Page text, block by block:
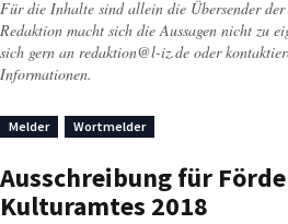
Für die Inhalte sind allein die Übersender
Redaktion macht sich die Aussagen nicht zu
sich gern an redaktion@l-iz.de oder
Informationen.
Melder Wortmelder
Ausschreibung für
Kulturamtes 2018